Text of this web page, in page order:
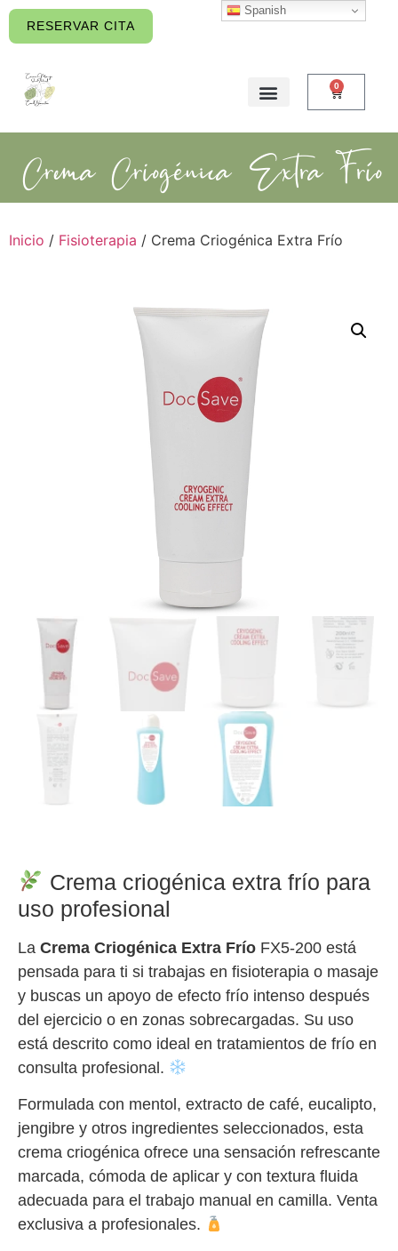
RESERVAR CITA
0
Crema Criogénica Extra Frío
Inicio / Fisioterapia / Crema Criogénica Extra Frío
Crema criogénica extra frío para
uso profesional
La Crema Criogénica Extra Frío FX5-200 está
pensada para ti si trabajas en fisioterapia o masaje
y buscas un apoyo de efecto frío intenso después
del ejercicio o en zonas sobrecargadas. Su uso
está descrito como ideal en tratamientos de frío en
consulta profesional.
Formulada con mentol, extracto de café, eucalipto,
jengibre y otros ingredientes seleccionados, esta
crema criogénica ofrece una sensación refrescante
marcada, cómoda de aplicar y con textura fluida
adecuada para el trabajo manual en camilla. Venta
exclusiva a profesionales.
Spanish